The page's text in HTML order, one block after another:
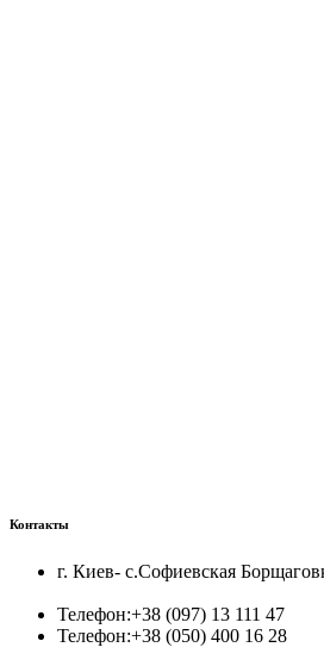
Контакты
г. Киев- с.Софиевская
Телефон:+38 (097) 13 111 47
Телефон:+38 (050) 400 16 28